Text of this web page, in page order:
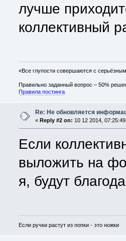
лучше
коллективный
«Все глупости совершаются с
Правильно заданный вопрос – 50%
Правила постинга
Re: Не обновляется
« Reply #2 on: 10 12 2014,
Если
выложить на
я, будут
Если ручки растут из попки - это ножки